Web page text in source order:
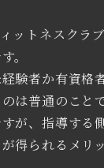
ットネスクラ
。
験者か有資格
は普通のこと
が、指導する
得られるメリ